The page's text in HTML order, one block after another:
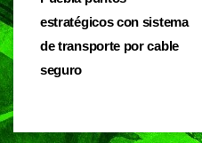
o
o
k
p
p
m
de
entradas
estratégicos con sistema
de transporte por cable
seguro